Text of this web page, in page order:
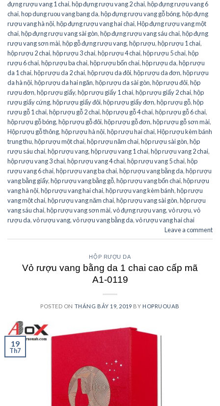
đựng rượu vang 1 chai,hộp đựng rượu vang 2 chai,hộp đựng rượu vang 6
chai,hop dung ruou vang bang da,hộp đựng rượu vang gỗ bóng,hộp đựng
rượu vang hà nội,hộp đựng rượu vang hai chai,Hộp đựng rượu vang một
chai,hộp đựng rượu vang sài gòn,hộp đựng rượu vang sáu chai,hộp đựng
rượu vang sơn mài,hộp gỗ đựng rượu vang,hộp rượu,hộp rượu 1 chai,
hộp rượu 2 chai,hộp rượu 3 chai,hộp rượu 4 chai,hộp rượu 5 chai,hộp
rượu 6 chai,hộp rượu ba chai,hộp rượu bốn chai,hộp rượu da,hộp rượu
da 1 chai,hộp rượu da 2 chai,hộp rượu da đôi,hộp rượu da đơn,hộp rượu
da hà nội,hộp rượu da hai ngăn,hộp rượu da sài gòn,hộp rượu đôi,hộp
rượu đơn,hộp rượu giấy,hộp rượu giấy 1 chai,hộp rượu giấy 2 chai,hộp
rượu giấy cứng,hộp rượu giấy đôi,hộp rượu giấy đơn,hộp rượu gỗ,hộp
rượu gỗ 1 chai,hộp rượu gỗ 2 chai,hộp rượu gỗ 4 chai,hộp rượu gỗ 6 chai,
hộp rượu gỗ bóng,hộp rượu gỗ đôi,hộp rượu gỗ đơn,hộp rượu gỗ sơn mài,
Hộp rượu gỗ thông,hộp rượu hà nội,hộp rượu hai chai,Hộp rượu kèm bánh
trung thu,hộp rượu một chai,hộp rượu năm chai,hộp rượu sài gòn,hộp
rượu sáu chai,hộp rượu vang,hộp rượu vang 1 chai,hộp rượu vang 2 chai,
hộp rượu vang 3 chai,hộp rượu vang 4 chai,hộp rượu vang 5 chai,hộp
rượu vang 6 chai,hộp rượu vang ba chai,hộp rượu vang bằng da,hộp rượu
vang bằng giấy,hộp rượu vang bằng gỗ,hộp rượu vang bốn chai,hộp rượu
vang hà nội,hộp rượu vang hai chai,hộp rượu vang kèm bánh,hộp rượu
vang một chai,hộp rượu vang năm chai,hộp rượu vang sài gòn,hộp rượu
vang sáu chai,hộp rượu vang sơn mài,vỏ đựng rượu vang,vỏ rượu,vỏ
rượu da,vỏ rượu vang,vỏ rượu vang bằng da,vỏ rượu vang hai chai
Leave a comment
HỘP RƯỢU DA
Vỏ rượu vang bằng da 1 chai cao cấp mã
A1-0119
POSTED ON THÁNG BẢY 19, 2019 BY HOPRUOUAB
19
Th7